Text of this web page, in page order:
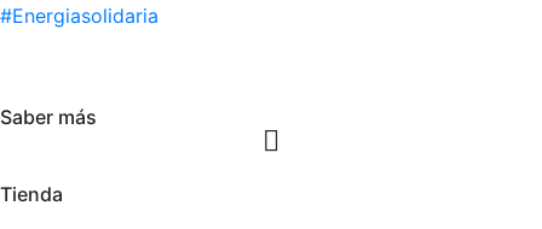
#Energiasolidaria
Saber más
Tienda